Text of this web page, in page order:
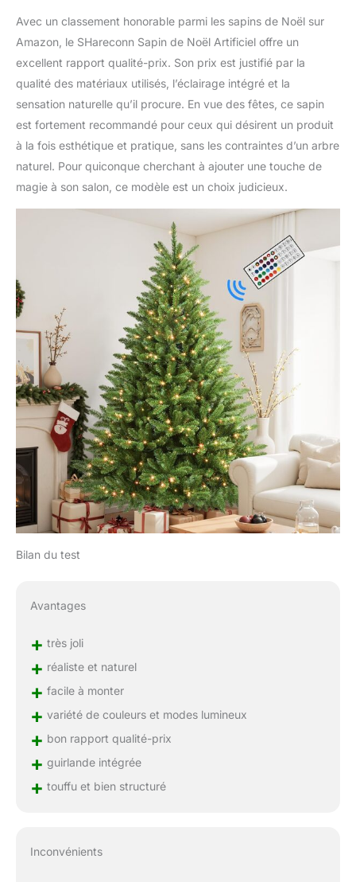
Avec un classement honorable parmi les sapins de Noël sur
Amazon, le SHareconn Sapin de Noël Artificiel offre un
excellent rapport qualité-prix. Son prix est justifié par la
qualité des matériaux utilisés, l’éclairage intégré et la
sensation naturelle qu’il procure. En vue des fêtes, ce sapin
est fortement recommandé pour ceux qui désirent un produit
à la fois esthétique et pratique, sans les contraintes d’un arbre
naturel. Pour quiconque cherchant à ajouter une touche de
magie à son salon, ce modèle est un choix judicieux.
Bilan du test
Avantages
+ très joli
+ réaliste et naturel
+ facile à monter
+ variété de couleurs et modes lumineux
+ bon rapport qualité-prix
+ guirlande intégrée
+ touffu et bien structuré
Inconvénients